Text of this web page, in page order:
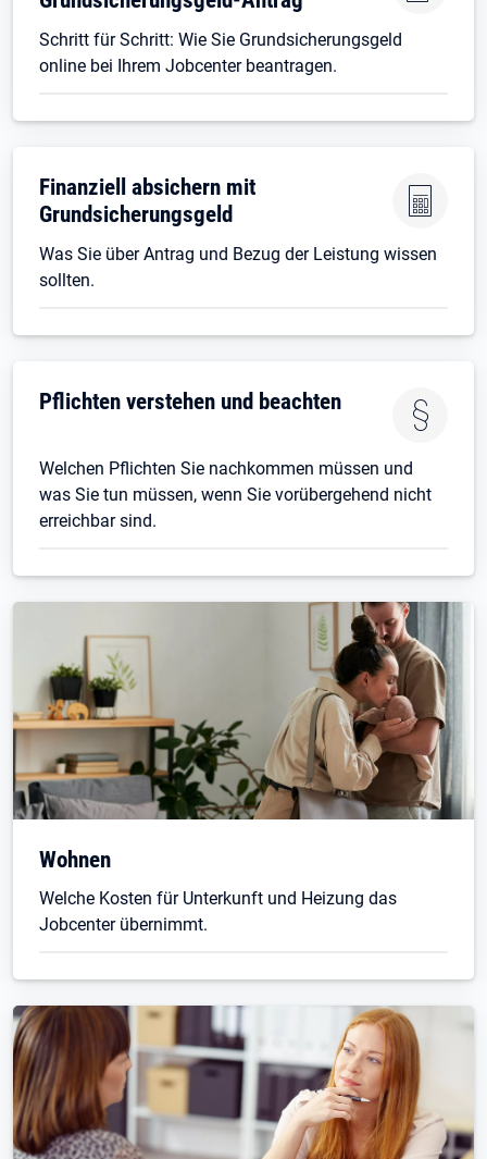
Schritt für Schritt: Wie Sie Grundsicherungsgeld
online bei Ihrem Jobcenter beantragen.
Finanziell absichern mit
Grundsicherungsgeld
Was Sie über Antrag und Bezug der Leistung wissen
sollten.
Pflichten verstehen und beachten
Welchen Pflichten Sie nachkommen müssen und
was Sie tun müssen, wenn Sie vorübergehend nicht
erreichbar sind.
Wohnen
Welche Kosten für Unterkunft und Heizung das
Jobcenter übernimmt.